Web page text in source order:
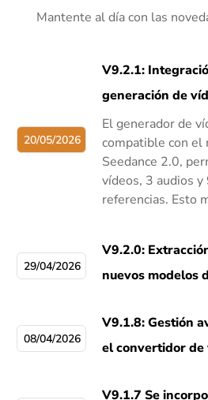
Mantente al día con las
20/05/2026
V9.2.1:
generación de
El generador de
compatible con
Seedance 2.0,
vídeos, 3 audios
referencias. Esto
29/04/2026
V9.2.0:
nuevos modelos
08/04/2026
V9.1.8: Gestión
el convertidor de
V9.1.7 Se